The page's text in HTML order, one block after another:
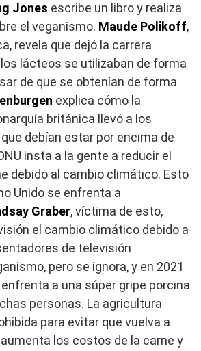
Jones escribe un libro y realiza
el veganismo. Maude Polikoff,
revela que dejó la carrera
lácteos se utilizaban de forma
de que se obtenían de forma
explica cómo la
británica llevó a los
debían estar por encima de
insta a la gente a reducir el
debido al cambio climático. Esto
Unido se enfrenta a
Graber, víctima de esto,
el cambio climático debido a
de televisión
pero se ignora, y en 2021
enfrenta a una súper gripe porcina
personas. La agricultura
para evitar que vuelva a
los costos de la carne y